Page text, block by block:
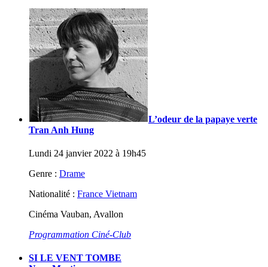
L’odeur de la papaye verte
Tran Anh Hung
Lundi 24 janvier 2022 à 19h45
Genre : Drame
Nationalité : France Vietnam
Cinéma Vauban, Avallon
Programmation Ciné-Club
SI LE VENT TOMBE